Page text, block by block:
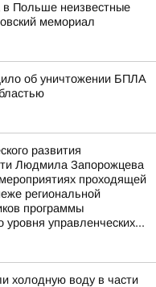
в Польше неизвестные
мемориал
об уничтожении БПЛА
развития
Людмила Запорожцева
проходящей
региональной
программы
уровня управленческих...
холодную воду в части